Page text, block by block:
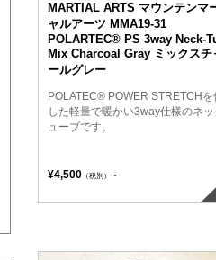
MARTIAL ARTS マウンテンマ
ャルアーツ MMA19-31
POLARTEC® PS 3way Neck-
Mix Charcoal Gray ミックスチ
ールグレー
POLATEC® POWER STRETCHを
した軽量で暖かい3way仕様のネ
ューブです。
¥4,500 （税別） -